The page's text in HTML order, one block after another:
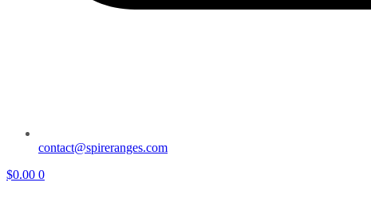
contact@spireranges.com
$0.00 0